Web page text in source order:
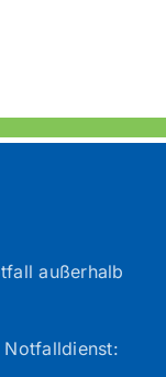
außerhalb
Notfalldienst: